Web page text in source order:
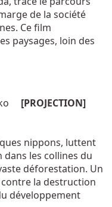
de la société
Ce film
paysages, loin des
[PROJECTION]
nippons, luttent
les collines du
déforestation. Un
la destruction
développement